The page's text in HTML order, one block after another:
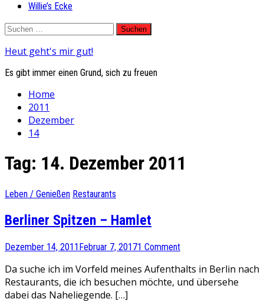
Willie’s Ecke
Skip
content
Suchen
Heut geht's mir gut!
Es gibt immer einen Grund, sich zu freuen
Home
2011
Dezember
14
Tag: 14. Dezember 2011
Leben / Genießen Restaurants
Berliner Spitzen – Hamlet
Dezember 14, 2011Februar 7, 20171 Comment
Da suche ich im Vorfeld meines Aufenthalts in Berlin nach
Restaurants, die ich besuchen möchte, und übersehe
dabei das Naheliegende. […]